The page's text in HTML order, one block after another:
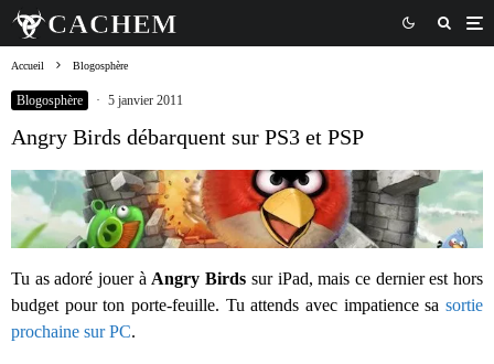
Accueil Blogosphère
Blogosphère · 5 janvier 2011
Angry Birds débarquent sur PS3 et PSP
Tu as adoré jouer à Angry Birds sur iPad, mais ce dernier est hors
budget pour ton porte-feuille. Tu attends avec impatience sa sortie
prochaine sur PC.